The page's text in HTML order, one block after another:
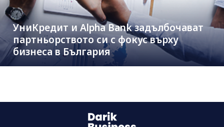
УниКредит и Alpha Bank задълбочават
партньорството си с фокус върху
бизнеса в България